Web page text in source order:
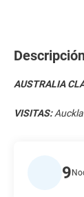
AUSTRALIA
VISITAS:
9